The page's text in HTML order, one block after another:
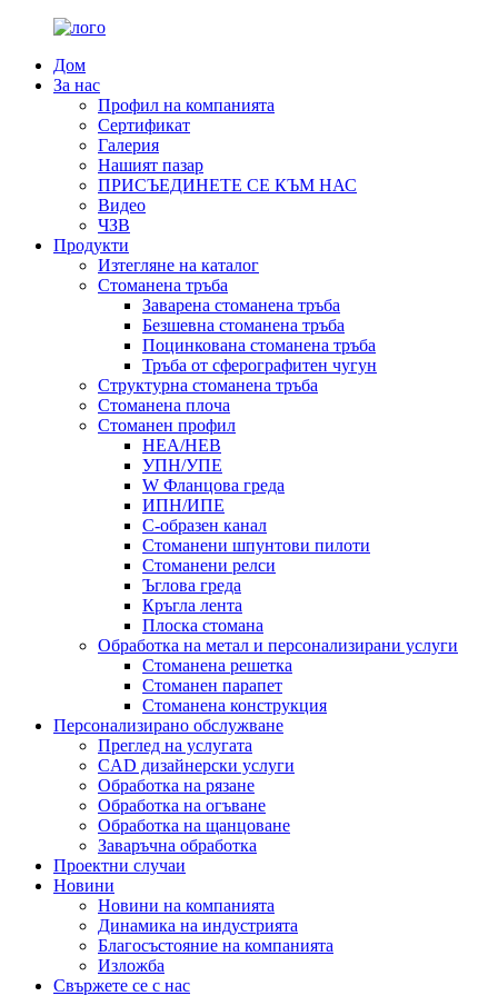
Дом
За нас
Профил на компанията
Сертификат
Галерия
Нашият пазар
ПРИСЪЕДИНЕТЕ СЕ КЪМ НАС
Видео
ЧЗВ
Продукти
Изтегляне на каталог
Стоманена тръба
Заварена стоманена тръба
Безшевна стоманена тръба
Поцинкована стоманена тръба
Тръба от сферографитен чугун
Структурна стоманена тръба
Стоманена плоча
Стоманен профил
HEA/HEB
УПН/УПЕ
W Фланцова греда
ИПН/ИПЕ
C-образен канал
Стоманени шпунтови пилоти
Стоманени релси
Ъглова греда
Кръгла лента
Плоска стомана
Обработка на метал и персонализирани услуги
Стоманена решетка
Стоманен парапет
Стоманена конструкция
Персонализирано обслужване
Преглед на услугата
CAD дизайнерски услуги
Обработка на рязане
Обработка на огъване
Обработка на щанцоване
Заваръчна обработка
Проектни случаи
Новини
Новини на компанията
Динамика на индустрията
Благосъстояние на компанията
Изложба
Свържете се с нас